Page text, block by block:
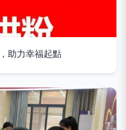
助力幸福起點